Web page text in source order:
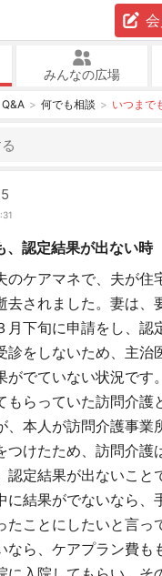
みんなの広場
Q&A 何でも相談 いつまで
、認定結果が出ない時
のケアマネで、夫が住
去されました。妻は、
月下旬に申請をし、認
診をしないため、主治
がでていない状況です
もらっていた訪問介護
、本人が訪問介護事業
つけたため、訪問介護
認定結果が出ないこと
結果がでないなら、
たことにしたいと言っ
なら、ケアプラン費も